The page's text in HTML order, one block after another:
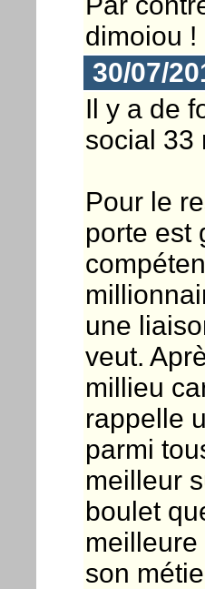
dimoiou !
30/07/
Il y a de
social 33
Pour le
porte est
une
veut.
millieu
rappelle
parmi
meilleur
boulet
son